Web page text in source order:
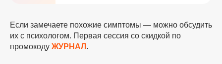
Если замечаете похожие симптомы — можно обсудить
их с психологом. Первая сессия со скидкой по
промокоду ЖУРНАЛ .